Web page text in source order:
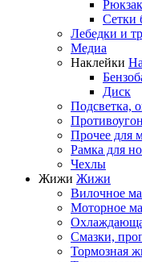
Сетки
Лебедки и
Медиа
Наклейки
Диск
Подсветка,
Прочее для
Рамка для
Чехлы
Жижи Жижи
Вилочное
Моторное
Смазки,
Тормозная